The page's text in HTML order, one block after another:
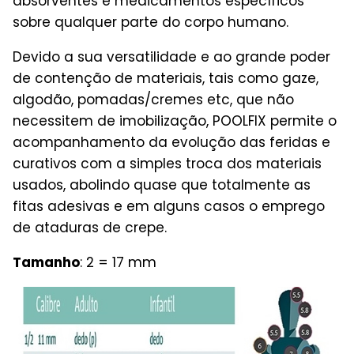
sobre qualquer parte do corpo humano.
Devido a sua versatilidade e ao grande poder
de contenção de materiais, tais como gaze,
algodão, pomadas/cremes etc, que não
necessitem de imobilização, POOLFIX permite o
acompanhamento da evolução das feridas e
curativos com a simples troca dos materiais
usados, abolindo quase que totalmente as
fitas adesivas e em alguns casos o emprego
de ataduras de crepe.
Tamanho: 2 = 17 mm